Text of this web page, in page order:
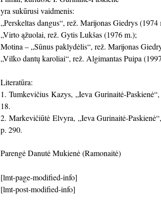
yra sukūrusi vaidmenis:
„Perskeltas dangus“, rež. Marijonas Giedrys (1974
„Virto ąžuolai, rež. Gytis Lukšas (1976 m.);
Motina – „Sūnus paklydėlis“, rež. Marijonas
„Vilko dantų karoliai“, rež. Algimantas Puipa
Literatūra:
Tumkevičius Kazys, „Ieva Gurinaitė-Paskienė“,
18.
Markevičiūtė Elvyra, „Ieva Gurinaitė-Paskienė“,
p. 290.
Parengė Danutė Mukienė (Ramonaitė)
[lmt-page-modified-info]
[lmt-post-modified-info]